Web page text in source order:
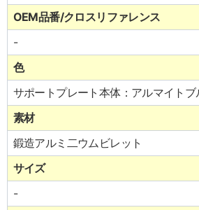
OEM品番/クロスリファレンス
-
色
サポートプレート本体：アルマイトブ
素材
鍛造アルミ二ウムビレット
サイズ
-